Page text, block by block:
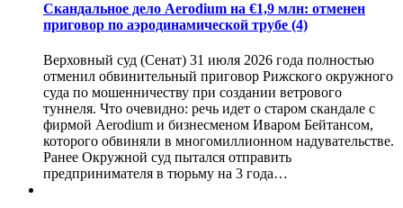
Скандальное дело Aerodium на €1,9 млн: отменен
приговор по аэродинамической трубе (4)
Верховный суд (Сенат) 31 июля 2026 года полностью
отменил обвинительный приговор Рижского окружного
суда по мошенничеству при создании ветрового
туннеля. Что очевидно: речь идет о старом скандале с
фирмой Aerodium и бизнесменом Иваром Бейтансом,
которого обвиняли в многомиллионном надувательстве.
Ранее Окружной суд пытался отправить
предпринимателя в тюрьму на 3 года…